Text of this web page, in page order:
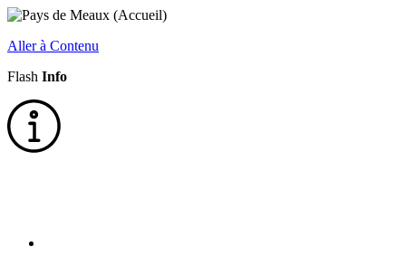
Aller à Contenu
Flash Info